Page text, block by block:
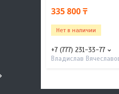
335 800 ₸
Нет в наличии
+7 (777) 231-33-77
Владислав